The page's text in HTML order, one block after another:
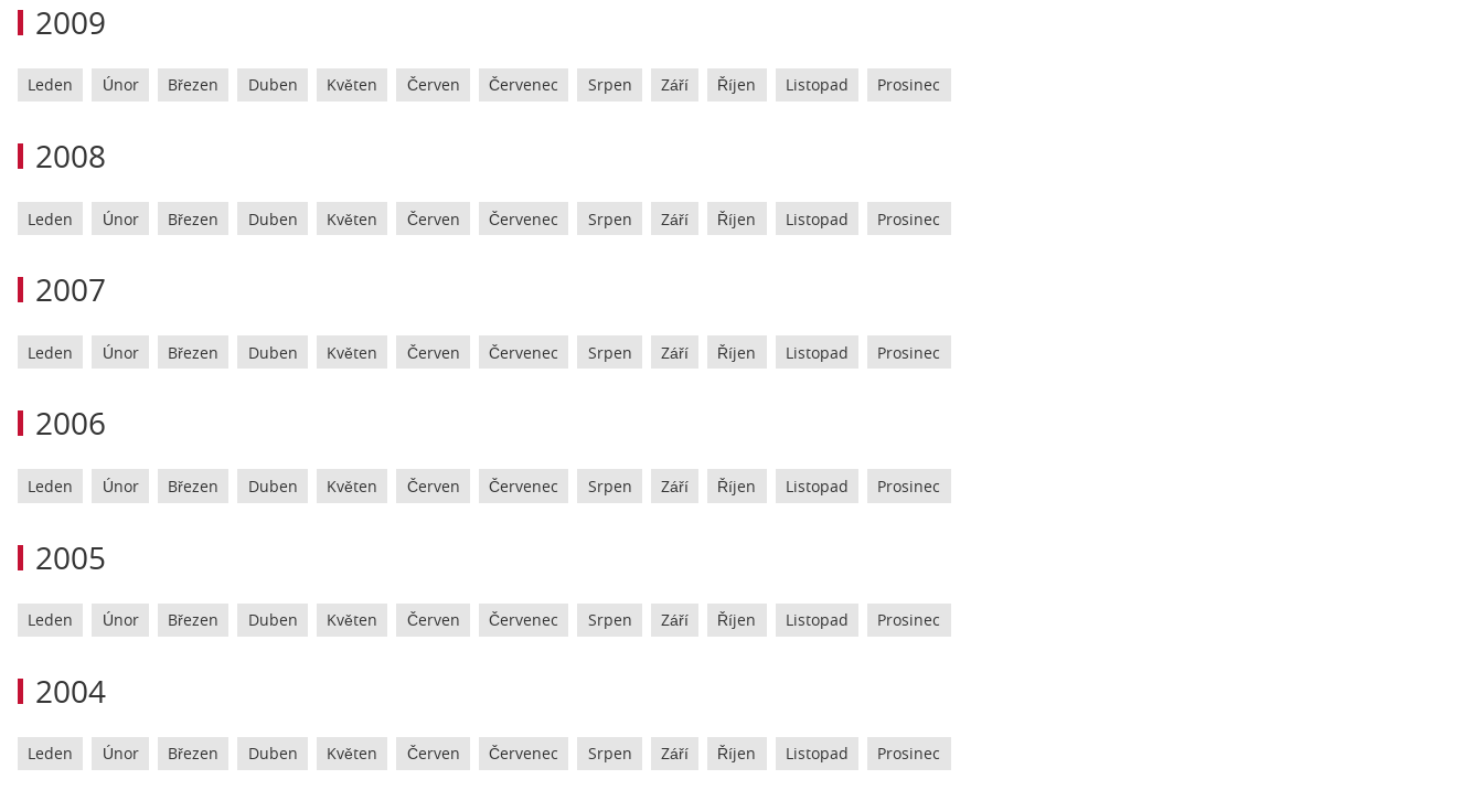
2009
Leden Únor Březen Duben Květen Červen Červenec Srpen Září Říjen Listopad Prosinec
2008
Leden Únor Březen Duben Květen Červen Červenec Srpen Září Říjen Listopad Prosinec
2007
Leden Únor Březen Duben Květen Červen Červenec Srpen Září Říjen Listopad Prosinec
2006
Leden Únor Březen Duben Květen Červen Červenec Srpen Září Říjen Listopad Prosinec
2005
Leden Únor Březen Duben Květen Červen Červenec Srpen Září Říjen Listopad Prosinec
2004
Leden Únor Březen Duben Květen Červen Červenec Srpen Září Říjen Listopad Prosinec